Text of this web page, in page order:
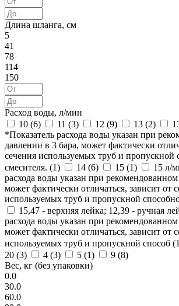
Длина шланга, см
5
41
78
114
150
Расход воды, л/мин
10 (6) 11 (3) 12 (9) 13 (2)
*Показатель расхода воды указан при
давлении в 3 бара, может фактически
сечения используемых труб и пропускной
смесителя. (1) 14 (6) 15 (1)
15 л/
расхода воды указан при
может фактически отличаться, зависит от
используемых труб и пропускной
15,47 - верхняя лейка; 12,39 - ручная
расхода воды указан при
может фактически отличаться, зависит от
используемых труб и пропускной способ (1
20 (3) 4 (3) 5 (1) 9 (8)
Вес, кг (без упаковки)
0.0
30.0
60.0